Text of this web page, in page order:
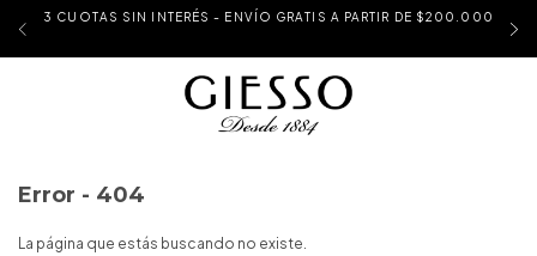
3 CUOTAS SIN INTERÉS - ENVÍO GRATIS A PARTIR DE $200.000
Error - 404
La página que estás buscando no existe.